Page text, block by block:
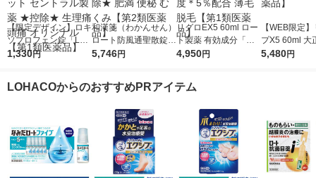
【限定デザイン】ロキ
ソプロフェン錠「L
S」 解熱鎮痛剤 12錠
頭痛 オリジナル【第1
1,330円
和漢箋（わかんせん）
ロート防風通聖散錠満
量a 372錠 ロート製薬
5,746円
リグロEX5 60ml ロー
ト製薬 有効成分「ミ
ノキシジル」を国内最
4,950円
【WEB限定
プX5 60ml 大
ミノキシジル
5,480円
LOHACOからのおすすめPRアイテム